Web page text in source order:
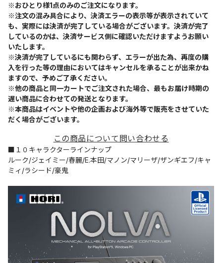
この商品について問い合わせる
■１０キャラクターラインナップ
ルーク/ジェイミー/春麗/E.本田/マノン/マリーザ/ザンギエフ/キャ
ミィ/ラシード/豪鬼
※おひとり様1点のみのご注文になります。
※注文の混み具合により、決済エラーの表示等が表示されていて
も、実際には決済が完了している場合がございます。決済が完了
しているのかは、決済サービス側に確認いただけますようお願い
いたします。
※決済が完了しているにも関わらず、エラーが出た為、再度の購
入を行った等の理由においてはキャンセルを承ることが出来かね
ますので、予めご了承ください。
※他の商品と同一カートでご注文された場合、最もお届け時期の
遅い商品に合わせての発送となります。
※本商品はイベントや他の企画および海外等で販売をさせていた
だく場合がございます。